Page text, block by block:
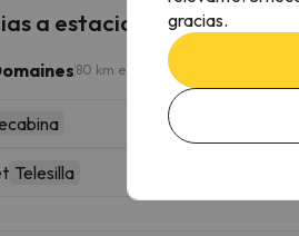
a estaciones de esquí
80 km esquiables
Telesilla
gracias.